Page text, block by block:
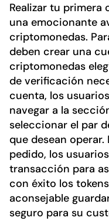
Realizar tu primera
una emocionante
criptomonedas.
deben crear una
criptomonedas
de verificación
cuenta, los
navegar a la
seleccionar el par
que desean operar.
pedido, los
transacción para
con éxito los
aconsejable
seguro para su